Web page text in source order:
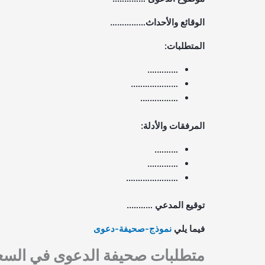
الوقائع والأحداث……………
المتطلبات:
………….
………………..
…………….
المرفقات والأدلة:
……….
………….
………………….
توقيع المدعي ………..
فيما يلي نموذج-صحيفة-دعوى
متطلبات صحيفة الدعوى في